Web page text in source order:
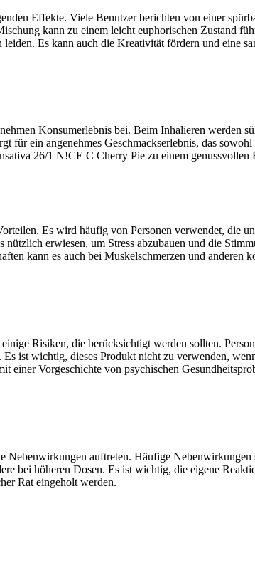
Effekte. Viele Benutzer berichten von einer
kann zu einem leicht euphorischen Zustand
Es kann auch die Kreativität fördern und eine
Konsumerlebnis bei. Beim Inhalieren werden
ein angenehmes Geschmackserlebnis, das
26/1 N!CE C Cherry Pie zu einem
Es wird häufig von Personen verwendet, die
erwiesen, um Stress abzubauen und die
kann es auch bei Muskelschmerzen und
Risiken, die berücksichtigt werden sollten.
ist wichtig, dieses Produkt nicht zu verwenden,
einer Vorgeschichte von psychischen
auftreten. Häufige
bei höheren Dosen. Es ist wichtig, die eigene
Rat eingeholt werden.